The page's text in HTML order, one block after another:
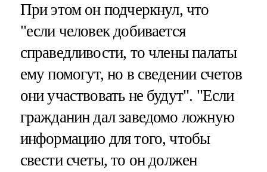
При этом он подчеркнул, что
"если человек добивается
справедливости, то члены палаты
ему помогут, но в сведении счетов
они участвовать не будут". "Если
гражданин дал заведомо ложную
информацию для того, чтобы
свести счеты, то он должен